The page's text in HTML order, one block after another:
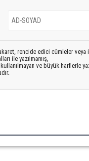
rencide edici cümleler veya
ile yazılmamış,
ve büyük harflerle